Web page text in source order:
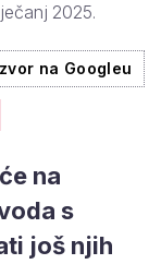
2025.
na Googleu
na
s
još njih